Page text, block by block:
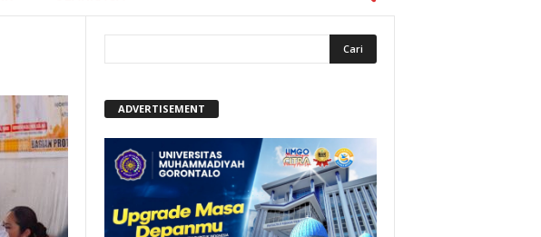
ADVERTISEMENT